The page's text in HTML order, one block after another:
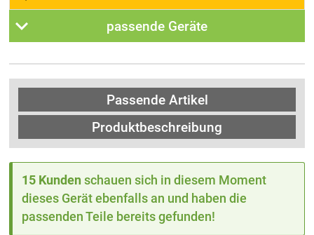
passende Geräte
Passende Artikel
Produktbeschreibung
15 Kunden schauen sich in diesem Moment
dieses Gerät ebenfalls an und haben die
passenden Teile bereits gefunden!